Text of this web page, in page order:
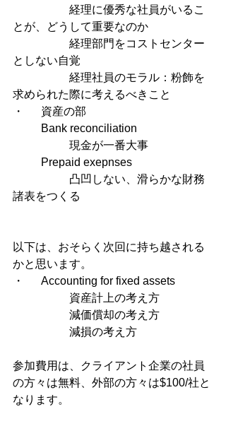
とが、どうして重要なのか
としない自覚
求められた際に考えるべきこと
		現金が一番大事
諸表をつくる
以下は、おそらく次回に持ち越される
かと思います。
		資産計上の考え方
		減価償却の考え方
		減損の考え方
参加費用は、クライアント企業の社員
の方々は無料、外部の方々は$100/社と
なります。